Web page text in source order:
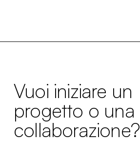
Vuoi iniziare un
progetto o una
collaborazione?